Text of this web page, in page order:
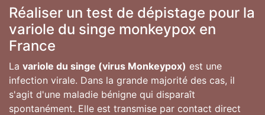
Réaliser un test de dépistage pour la
variole du singe monkeypox en
France
La variole du singe (virus Monkeypox) est une
infection virale. Dans la grande majorité des cas, il
s'agit d'une maladie bénigne qui disparaît
spontanément. Elle est transmise par contact direct